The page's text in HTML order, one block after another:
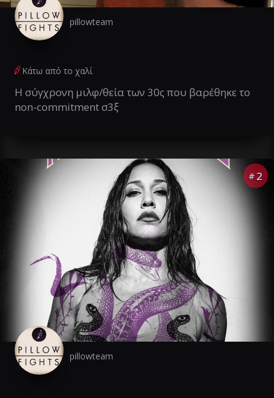
pillowteam
Κάτω από το χαλί
Η σύγχρονη μιλφ/θεία των 30ς που βαρέθηκε το
non-commitment σ3ξ
# 2
pillowteam